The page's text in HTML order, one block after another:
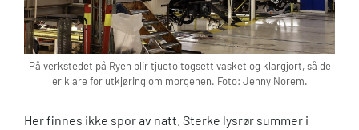
På verkstedet på Ryen blir tjueto togsett vasket og klargjort, så de
er klare for utkjøring om morgenen. Foto: Jenny Norem.
Her finnes ikke spor av natt. Sterke lysrør summer i